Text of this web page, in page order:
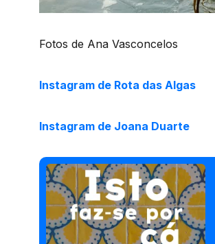
Fotos de Ana Vasconcelos
Instagram de Rota das Algas
Instagram de Joana Duarte